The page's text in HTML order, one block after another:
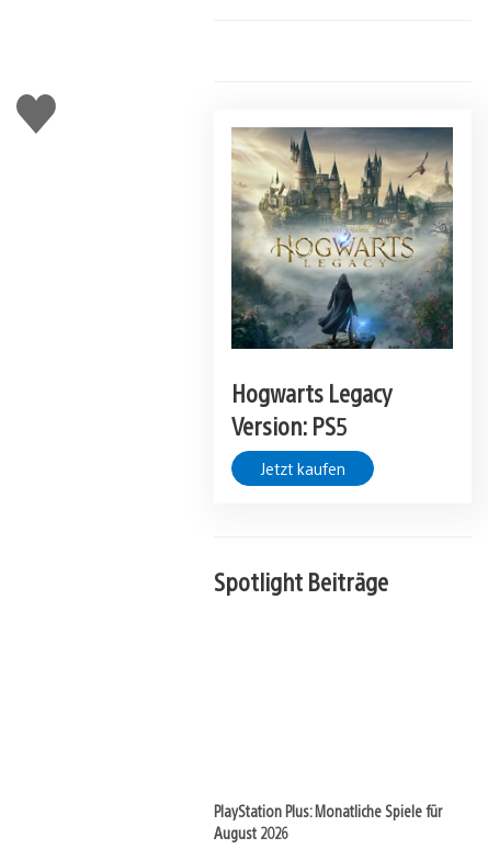
Gefällt
mir
Hogwarts Legacy
Version: PS5
Jetzt kaufen
Spotlight Beiträge
PlayStation Plus: Monatliche Spiele für
August 2026